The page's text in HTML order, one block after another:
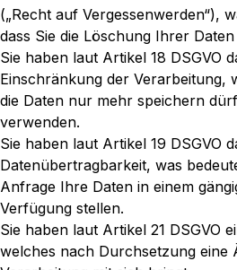
(„Recht auf Vergessenwerden“),
dass Sie die Löschung Ihrer
Sie haben laut Artikel 18 DSGVO
Einschränkung der Verarbeitung,
die Daten nur mehr speichern
verwenden.
Sie haben laut Artikel 19 DSGVO
Datenübertragbarkeit, was
Anfrage Ihre Daten in einem
Verfügung stellen.
Sie haben laut Artikel 21 DSGVO
welches nach Durchsetzung eine